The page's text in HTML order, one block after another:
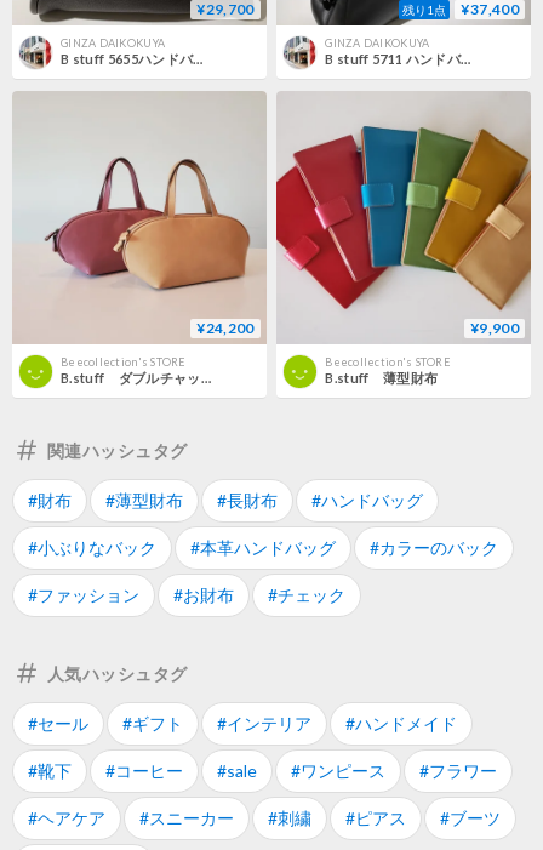
¥29,700
GINZA DAIKOKUYA
B stuff 5655ハンドバッグ
残り1点 ¥37,400
GINZA DAIKOKUYA
B stuff 5711 ハンドバッグ
¥24,200
Beecollection's STORE
B.stuff ダブルチャックハンドバック
¥9,900
Beecollection's STORE
B.stuff 薄型財布
関連ハッシュタグ
#財布 #薄型財布 #長財布 #ハンドバッグ
#小ぶりなバック #本革ハンドバッグ #カラーのバック
#ファッション #お財布 #チェック
人気ハッシュタグ
#セール #ギフト #インテリア #ハンドメイド
#靴下 #コーヒー #sale #ワンピース #フラワー
#ヘアケア #スニーカー #刺繍 #ピアス #ブーツ